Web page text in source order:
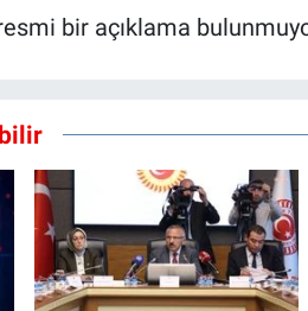
bir açıklama